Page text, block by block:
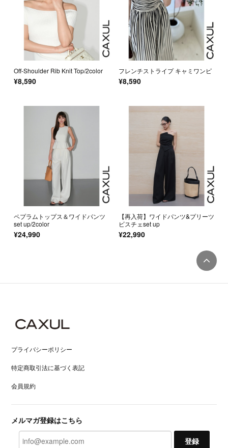
Off-Shoulder Rib Knit Top/2color
¥8,590
フレンチストライプ キャミワンピ
¥8,590
ペプラムトップス＆ワイドパンツ
set up/2color
¥24,990
【再入荷】ワイドパンツ&プリーツ
ビスチェset up
¥22,990
プライバシーポリシー
特定商取引法に基づく表記
会員規約
メルマガ登録はこちら
登録